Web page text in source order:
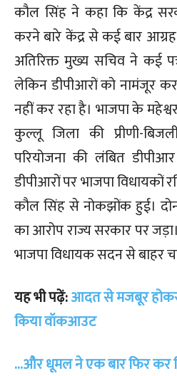
कौल सिंह ने कहा कि केंद्र
करने बारे केंद्र से कई बार
अतिरिक्त मुख्य सचिव ने कई
लेकिन डीपीआरों को नामंजूर
नहीं कर रहा है। भाजपा के
कुल्लू जिला की प्रीणी-
परियोजना की लंबित
डीपीआरों पर भाजपा विधायकों
कौल सिंह से नोकझोंक हुई।
का आरोप राज्य सरकार पर
भाजपा विधायक सदन से बाहर
यह भी पढ़ें:आदत से मजबूर होकर
किया वॉकआउट
…और धूमल ने एक बार फिर कर